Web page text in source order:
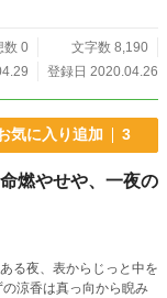
数 0
文字数 8,190
登録日 2020.04.26
気に入り追加 3
燃やせや、一夜の
る夜、表からじっと中を
涼香は真っ向から睨み